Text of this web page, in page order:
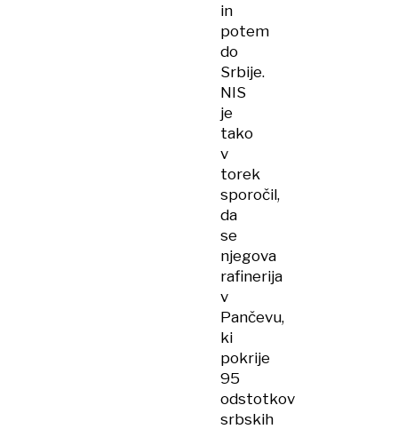
in
potem
do
Srbije.
NIS
je
tako
v
torek
sporočil,
da
se
njegova
rafinerija
v
Pančevu,
ki
pokrije
95
odstotkov
srbskih